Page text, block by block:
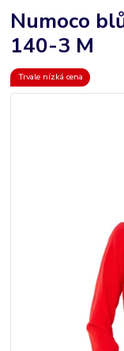
Numoco
140-3 M
Trvale nízká cena